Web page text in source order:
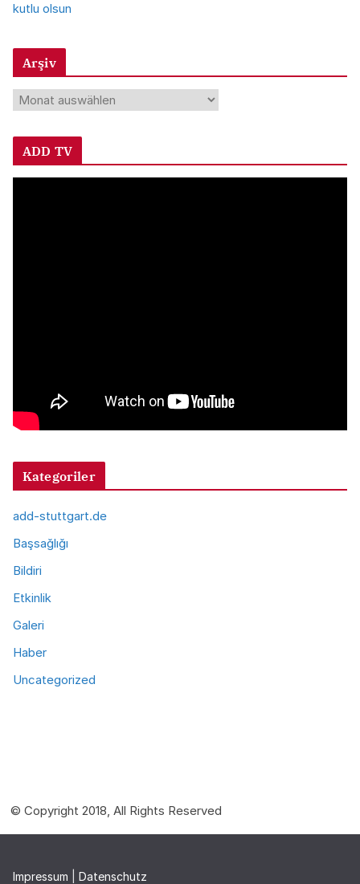
kutlu olsun
Arşiv
A
ş
v
ADD TV
Kategoriler
add-stuttgart.de
Başsağlığı
Bildiri
Etkinlik
Galeri
Haber
Uncategorized
© Copyright 2018, All Rights Reserved
Impressum Datenschutz